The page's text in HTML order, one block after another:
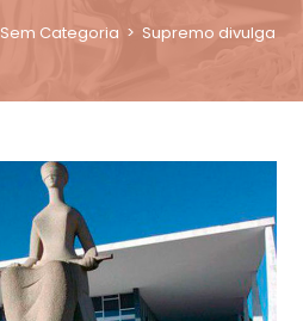
Sem Categoria > Supremo divulga